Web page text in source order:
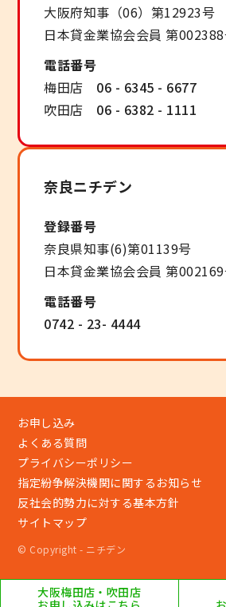
大阪梅田店・吹田店
大阪府知事（06）第12923号
日本貸金業協会会員 第
電話番号
梅田店 06 - 6345 - 6677
吹田店 06 - 6382 - 1111
奈良ニチデン
登録番号
奈良県知事(6)第01139号
日本貸金業協会会員 第
電話番号
0742 - 23- 4444
お申し込み
よくある質問
プライバシーポリシー
指定紛争解決機関に関するお知らせ
反社会的勢力に対する基本方針
サイトマップ
© Copyright - ニチデン